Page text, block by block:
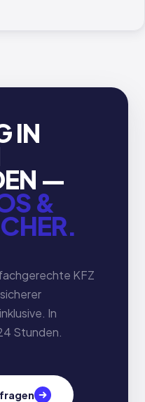
IN
—
&
KFZ
In
Stunden.